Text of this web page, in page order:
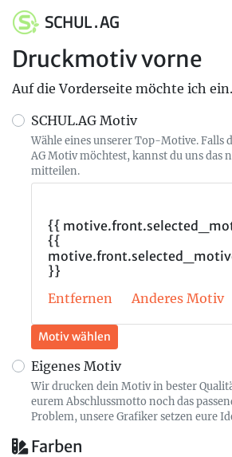
SCHUL . AG
Druckmotiv vorne
Auf die Vorderseite möchte ich
SCHUL.AG Motiv
Wähle eines unserer Top-Motive. Falls
AG Motiv möchtest, kannst du uns das
mitteilen.
{{
{{
}}
Entfernen
Anderes Motiv
Motiv wählen
Eigenes Motiv
Wir drucken dein Motiv in bester
eurem Abschlussmotto noch das
Problem, unsere Grafiker setzen eure
Farben